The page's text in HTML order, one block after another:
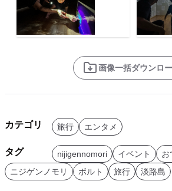
画像一括ダウンロ
カテゴリ 旅行 エンタメ
タグ nijigennomori イベント お
ニジゲンノモリ
ボルト 旅行 淡路島